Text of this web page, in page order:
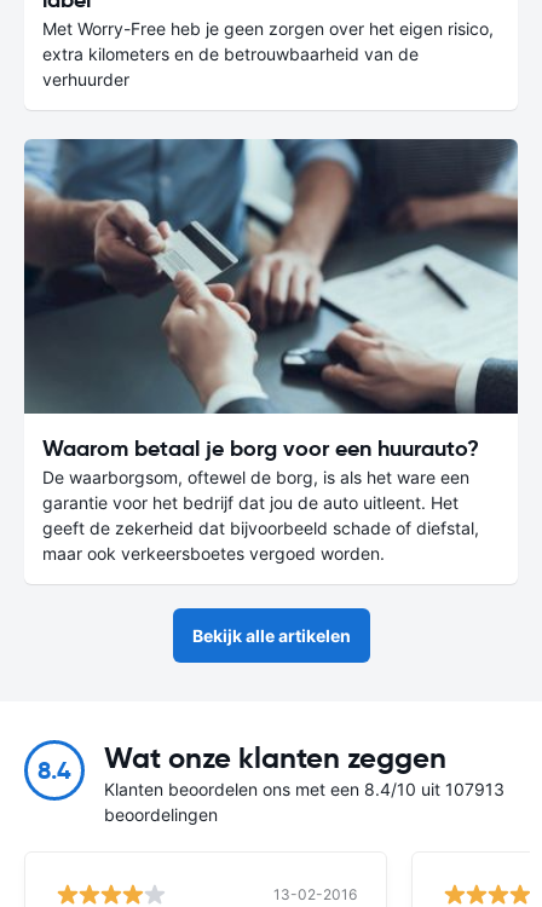
Met Worry-Free heb je geen zorgen over het eigen risico,
extra kilometers en de betrouwbaarheid van de
verhuurder
Waarom betaal je borg voor een huurauto?
De waarborgsom, oftewel de borg, is als het ware een
garantie voor het bedrijf dat jou de auto uitleent. Het
geeft de zekerheid dat bijvoorbeeld schade of diefstal,
maar ook verkeersboetes vergoed worden.
Bekijk alle artikelen
8.4 Wat onze klanten zeggen
Klanten beoordelen ons met een 8.4/10 uit 107913
beoordelingen
13-02-2016